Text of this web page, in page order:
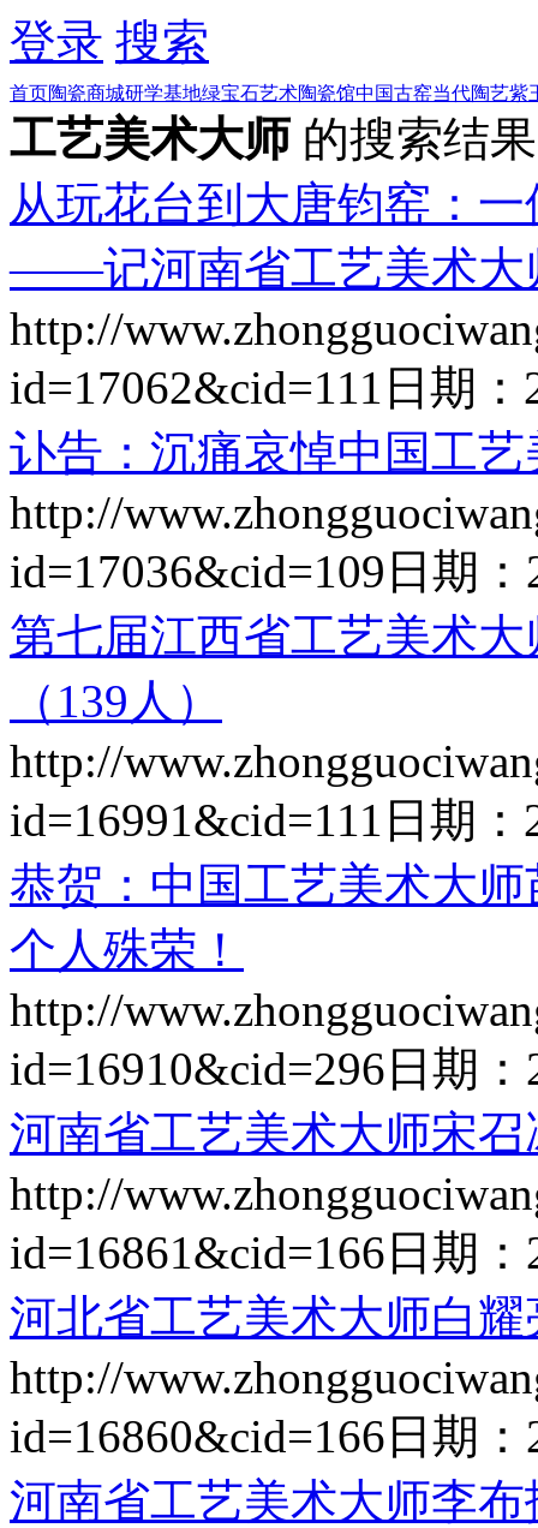
登录 搜索
首页陶瓷商城研学基地绿宝石艺术陶瓷馆中国古窑当代陶艺紫
工艺美术大师 的搜索结果
从玩花台到大唐钧窑：
——记河南省工艺美术大
http://
id=17062&cid=111 日期：
讣告：沉痛哀悼中国工
http://
id=17036&cid=109 日期：
第七届江西省工艺美术
（139人）
http://
id=16991&cid=111 日期：
恭贺：中国工艺美术大
个人殊荣！
http://
id=16910&cid=296 日期：
河南省工艺美术大师宋
http://
id=16861&cid=166 日期：
河北省工艺美术大师白
http://
id=16860&cid=166 日期：
河南省工艺美术大师李